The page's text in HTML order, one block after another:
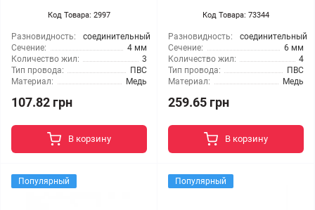
Код Товара: 2997
Разновидность:
соединительный
Сечение:
4 мм
Количество жил:
3
Тип провода:
ПВС
Материал:
Медь
107.82 грн
В корзину
Код Товара: 73344
Разновидность:
соединительный
Сечение:
6 мм
Количество жил:
4
Тип провода:
ПВС
Материал:
Медь
259.65 грн
В корзину
Популярный Популярный